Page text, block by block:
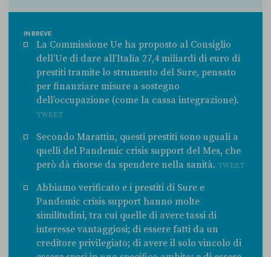
IN BREVE
La Commissione Ue ha proposto al Consiglio
dell’Ue di dare all’Italia 27,4 miliardi di euro di
prestiti tramite lo strumento del Sure, pensato
per finanziare misure a sostegno
dell’occupazione (come la cassa integrazione).
TWEET
Secondo Marattin, questi prestiti sono uguali a
quelli del Pandemic crisis support del Mes, che
però dà risorse da spendere nella sanità. TWEET
Abbiamo verificato e i prestiti di Sure e
Pandemic crisis support hanno molte
similitudini, tra cui quelle di avere tassi di
interesse vantaggiosi; di essere fatti da un
creditore privilegiato; di avere il solo vincolo di